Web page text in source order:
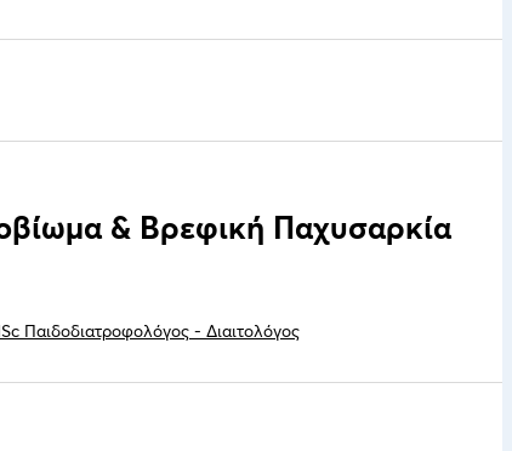
& Βρεφική Παχυσαρκία
Παιδοδιατροφολόγος - Διαιτολόγος